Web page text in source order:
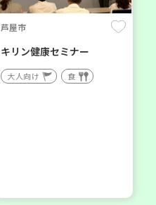
芦屋市
キリン健康セミナー
大人向け 食